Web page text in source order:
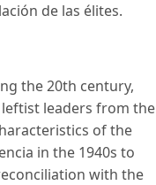
de las élites.
the 20th century,
leftist leaders from the
of the
in the 1940s to
with the